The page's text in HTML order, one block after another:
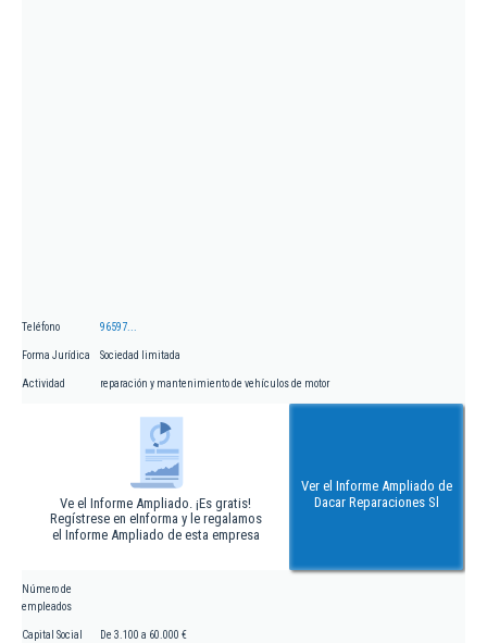
Teléfono 96597...
Forma Jurídica Sociedad limitada
Actividad reparación y mantenimiento de vehículos de motor
Ve el Informe Ampliado. ¡Es gratis!
Regístrese en eInforma y le regalamos
el Informe Ampliado de esta empresa
Ver el Informe Ampliado de
Dacar Reparaciones Sl
Número de
empleados
Capital Social De 3.100 a 60.000 €